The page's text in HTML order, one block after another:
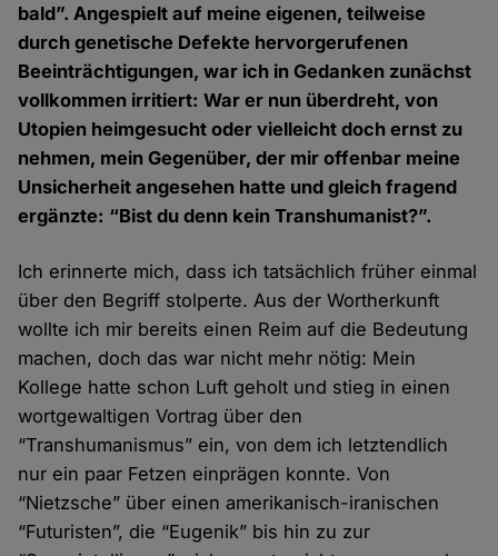
bald”. Angespielt auf meine eigenen, teilweise
durch genetische Defekte hervorgerufenen
Beeinträchtigungen, war ich in Gedanken zunächst
vollkommen irritiert: War er nun überdreht, von
Utopien heimgesucht oder vielleicht doch ernst zu
nehmen, mein Gegenüber, der mir offenbar meine
Unsicherheit angesehen hatte und gleich fragend
ergänzte: “Bist du denn kein Transhumanist?”.
Ich erinnerte mich, dass ich tatsächlich früher einmal
über den Begriff stolperte. Aus der Wortherkunft
wollte ich mir bereits einen Reim auf die Bedeutung
machen, doch das war nicht mehr nötig: Mein
Kollege hatte schon Luft geholt und stieg in einen
wortgewaltigen Vortrag über den
“Transhumanismus” ein, von dem ich letztendlich
nur ein paar Fetzen einprägen konnte. Von
“Nietzsche” über einen amerikanisch-iranischen
“Futuristen”, die “Eugenik” bis hin zu zur